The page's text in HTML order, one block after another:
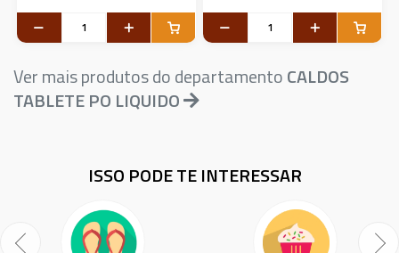
Ver mais produtos do departamentoCALDOS
TABLETE PO LIQUIDO
ISSO PODE TE INTERESSAR